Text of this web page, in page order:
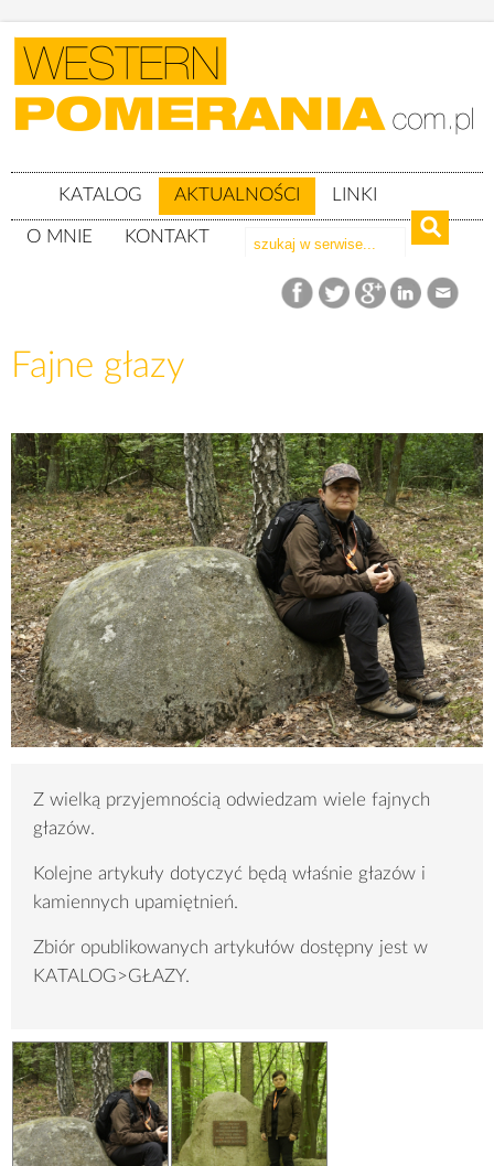
KATALOG AKTUALNOŚCI LINKI
O MNIE KONTAKT
Aktualności Fajne głazy
Fajne głazy
Z wielką przyjemnością odwiedzam wiele fajnych
głazów.
Kolejne artykuły dotyczyć będą właśnie głazów i
kamiennych upamiętnień.
Zbiór opublikowanych artykułów dostępny jest w
KATALOG>GŁAZY.